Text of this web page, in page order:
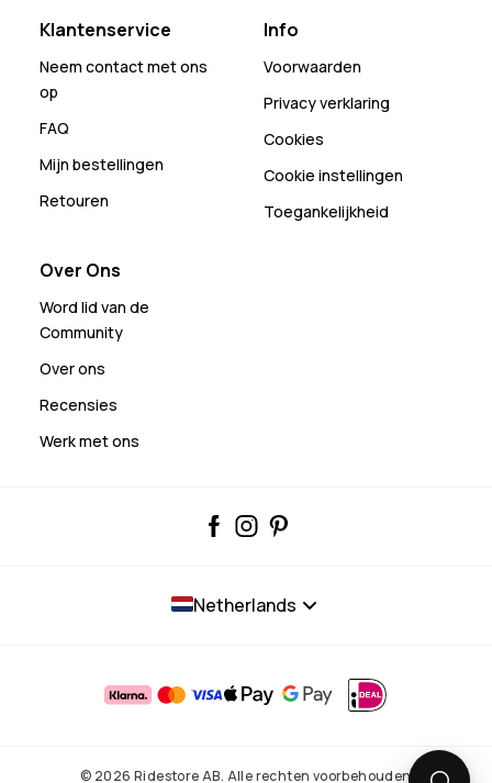
Klantenservice
Neem contact met ons
op
FAQ
Mijn bestellingen
Retouren
Info
Voorwaarden
Privacy verklaring
Cookies
Cookie instellingen
Toegankelijkheid
Over Ons
Word lid van de
Community
Over ons
Recensies
Werk met ons
Netherlands
© 2026 Ridestore AB. Alle rechten voorbehouden